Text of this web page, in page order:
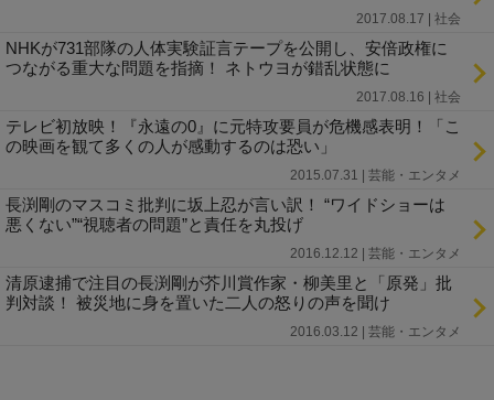
2017.08.17 | 社会
NHKが731部隊の人体実験証言テープを公開し、安倍政権に
つながる重大な問題を指摘！ ネトウヨが錯乱状態に
2017.08.16 | 社会
テレビ初放映！『永遠の0』に元特攻要員が危機感表明！「こ
の映画を観て多くの人が感動するのは恐い」
2015.07.31 | 芸能・エンタメ
長渕剛のマスコミ批判に坂上忍が言い訳！ “ワイドショーは
悪くない”“視聴者の問題”と責任を丸投げ
2016.12.12 | 芸能・エンタメ
清原逮捕で注目の長渕剛が芥川賞作家・柳美里と「原発」批
判対談！ 被災地に身を置いた二人の怒りの声を聞け
2016.03.12 | 芸能・エンタメ